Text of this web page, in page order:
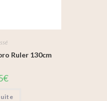
Ruler 130cm
€